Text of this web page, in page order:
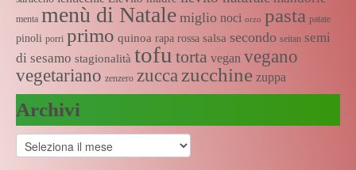
menta menù di Natale miglio noci orzo pasta patate
pinoli porri primo quinoa rapa rossa salsa secondo seitan semi
di sesamo stagionalità tofu torta vegan vegano
vegetariano zenzero zucca zucchine zuppa
Archivi
Archivi